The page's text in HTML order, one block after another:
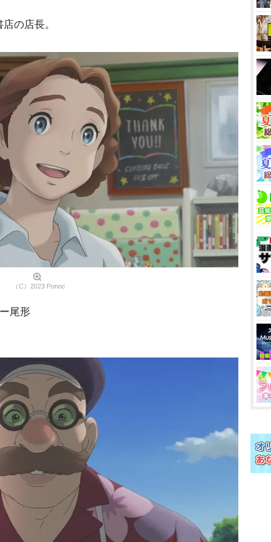
の店長。
（C）2023 Ponoc
尾形